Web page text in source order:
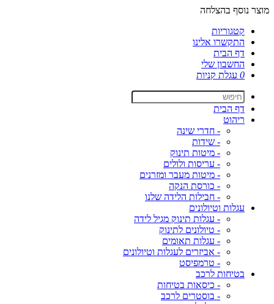
מוצר נוסף בהצלחה
קטגוריות
התקשרו אלינו
דף הבית
החשבון שלי
0 עגלת קניות
דף הבית
ריהוט
- חדרי שינה
- שידות
- מיטות תינוק
- עריסות ולולים
- מיטות מעבר ומזרנים
- כורסת הנקה
- חבילות הלידה שלנו
עגלות וטיולונים
- עגלות תינוק מגיל לידה
- טיולונים לתינוק
- עגלות תאומים
- אביזרים לעגלות וטיולונים
- טרמפיסט
בטיחות לרכב
- כיסאות בטיחות
- בוסטרים לרכב